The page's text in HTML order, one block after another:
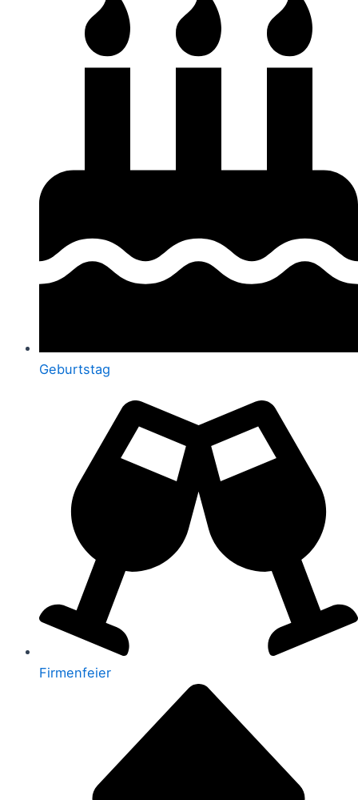
Geburtstag
Firmenfeier